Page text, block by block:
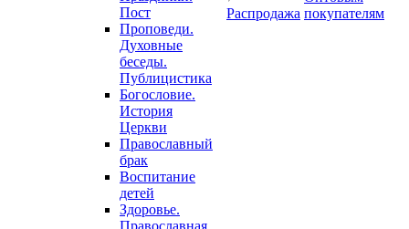
Пост
Проповеди.
Духовные
беседы.
Публицистика
Богословие.
История
Церкви
Православный
брак
Воспитание
детей
Здоровье.
Православная
Распродажа покупателям